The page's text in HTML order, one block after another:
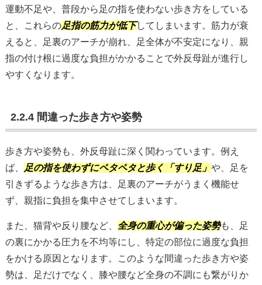
運動不足や、普段から足の指を使わない歩き方をしている
と、これらの足指の筋力が低下してしまいます。筋力が衰
えると、足裏のアーチが崩れ、足全体が不安定になり、親
指の付け根に過度な負担がかかることで外反母趾が進行し
やすくなります。
2.2.4 間違った歩き方や姿勢
歩き方や姿勢も、外反母趾に深く関わっています。例え
ば、
足の指を使わずにペタペタと歩く「すり足」 や、足を
引きずるような歩き方は、足裏のアーチがうまく機能せ
ず、親指に負担を集中させてしまいます。
また、猫背や反り腰など、 全身の重心が偏った姿勢も、足
の裏にかかる圧力を不均等にし、特定の部位に過度な負担
をかける原因となります。このような間違った歩き方や姿
勢は、足だけでなく、膝や腰など全身の不調にも繋がりか